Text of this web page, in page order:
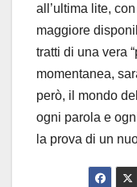
all’ultima lite,
maggiore
tratti di una vera
momentanea,
però, il mondo
ogni parola e
la prova di un